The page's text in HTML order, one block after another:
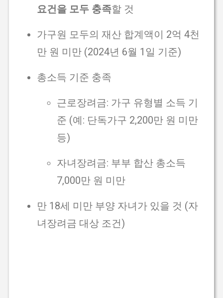
요건을 모두 충족할 것
가구원 모두의 재산 합계액이 2억 4천
만 원 미만 (2024년 6월 1일 기준)
총소득 기준 충족
근로장려금: 가구 유형별 소득 기
준 (예: 단독가구 2,200만 원 미만
등)
자녀장려금: 부부 합산 총소득
7,000만 원 미만
만 18세 미만 부양 자녀가 있을 것 (자
녀장려금 대상 조건)